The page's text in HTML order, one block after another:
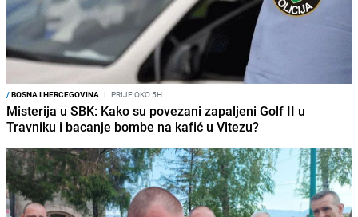
/BOSNA I HERCEGOVINA I PRIJE OKO 5H
Misterija u SBK: Kako su povezani zapaljeni Golf II u
Travniku i bacanje bombe na kafić u Vitezu?